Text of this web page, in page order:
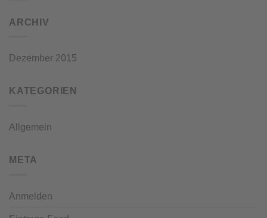
ARCHIV
Dezember 2015
KATEGORIEN
Allgemein
META
Anmelden